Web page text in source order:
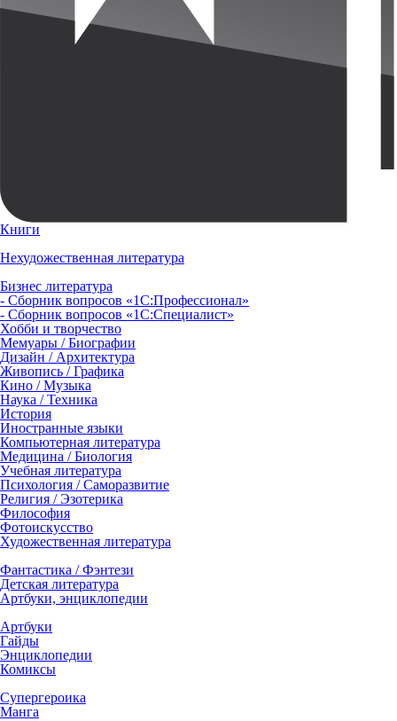
Книги
Нехудожественная литература
Бизнес литература
- Сборник вопросов «1С:Профессионал»
- Сборник вопросов «1С:Специалист»
Хобби и творчество
Мемуары / Биографии
Дизайн / Архитектура
Живопись / Графика
Кино / Музыка
Наука / Техника
История
Иностранные языки
Компьютерная литература
Медицина / Биология
Учебная литература
Психология / Саморазвитие
Религия / Эзотерика
Философия
Фотоискусство
Художественная литература
Фантастика / Фэнтези
Детская литература
Артбуки, энциклопедии
Артбуки
Гайды
Энциклопедии
Комиксы
Супергероика
Манга